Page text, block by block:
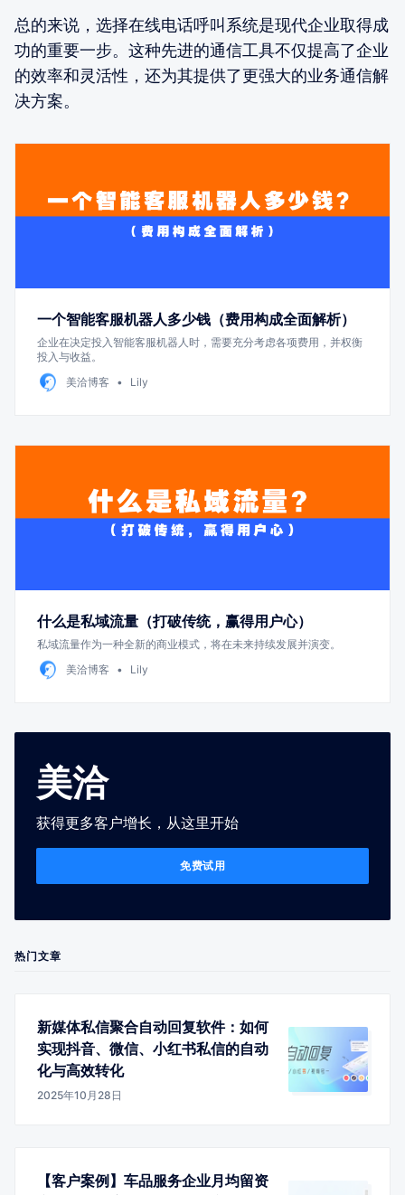
总的来说，选择在线电话呼叫系统是现代企业取得成
功的重要一步。这种先进的通信工具不仅提高了企业
的效率和灵活性，还为其提供了更强大的业务通信解
决方案。
一个智能客服机器人多少钱（费用构成全面解析）
企业在决定投入智能客服机器人时，需要充分考虑各项费用，并权衡
投入与收益。
美洽博客
Lily
什么是私域流量（打破传统，赢得用户心）
私域流量作为一种全新的商业模式，将在未来持续发展并演变。
美洽博客
Lily
美洽
获得更多客户增长，从这里开始
免费试用
热门文章
新媒体私信聚合自动回复软件：如何
实现抖音、微信、小红书私信的自动
化与高效转化
2025年10月28日
【客户案例】车品服务企业月均留资